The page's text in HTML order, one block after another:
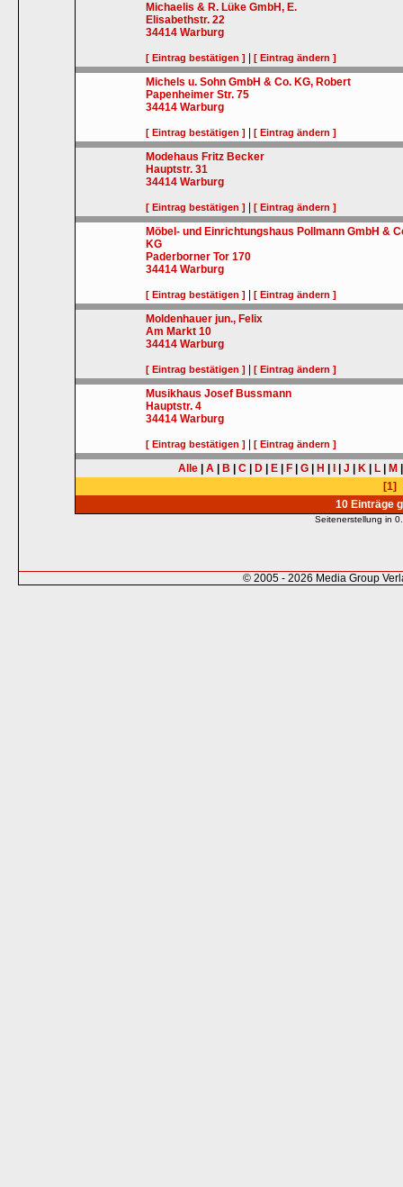
Michaelis & R. Lüke GmbH, E.
Elisabethstr. 22
34414 Warburg
[ Eintrag bestätigen ] |[ Eintrag ändern ]
Michels u. Sohn GmbH & Co. KG, Robert
Papenheimer Str. 75
34414 Warburg
[ Eintrag bestätigen ] |[ Eintrag ändern ]
Modehaus Fritz Becker
Hauptstr. 31
34414 Warburg
[ Eintrag bestätigen ] |[ Eintrag ändern ]
Möbel- und Einrichtungshaus Pollmann GmbH &
KG
Paderborner Tor 170
34414 Warburg
[ Eintrag bestätigen ] |[ Eintrag ändern ]
Moldenhauer jun., Felix
Am Markt 10
34414 Warburg
[ Eintrag bestätigen ] |[ Eintrag ändern ]
Musikhaus Josef Bussmann
Hauptstr. 4
34414 Warburg
[ Eintrag bestätigen ] |[ Eintrag ändern ]
Alle A B C D E F G H J K L M
[1]
10 Einträge
Seitenerstellung in
© 2005 - 2026 Media Group